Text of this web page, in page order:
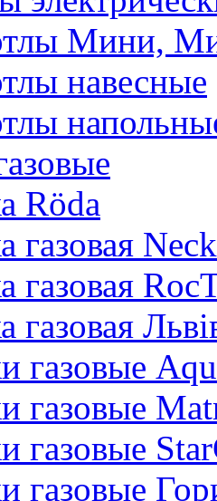
Мини,
навесные
Rӧda
газовая
газовая
газовая
газовые
газовые
газовые
газовые